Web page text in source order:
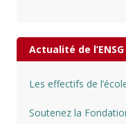
Actualité de l’ENSG
Les effectifs de
Soutenez la